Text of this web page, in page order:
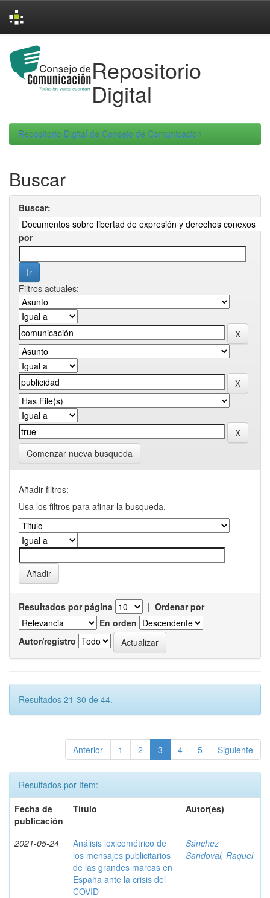
navigation
Repositorio
Digital
Repositorio Digital de Consejo de Comunicacion
Buscar
Buscar:
por
Filtros actuales:
Comenzar nueva busqueda
Añadir filtros:
Usa los filtros para afinar la busqueda.
Resultados por página | Ordenar por
En orden
Autor/registro
Resultados 21-30 de 44.
Anterior 1 2 3 4 5 Siguiente
Resultados por ítem:
Fecha de
publicación
Título Autor(es)
2021-05-24
Análisis lexicométrico de
los mensajes publicitarios
de las grandes marcas en
España ante la crisis del
COVID
Sánchez
Sandoval, Raquel